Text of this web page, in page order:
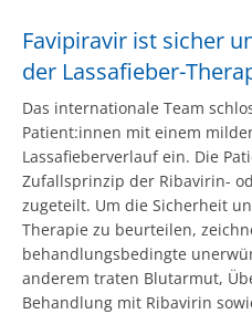
Favipiravir ist sicher
der Lassafieber-
Das internationale Team
Patient:innen mit einem
Lassafieberverlauf ein. Die
Zufallsprinzip der Ribavirin-
zugeteilt. Um die Sicherheit
Therapie zu beurteilen,
behandlungsbedingte
anderem traten Blutarmut,
Behandlung mit Ribavirin